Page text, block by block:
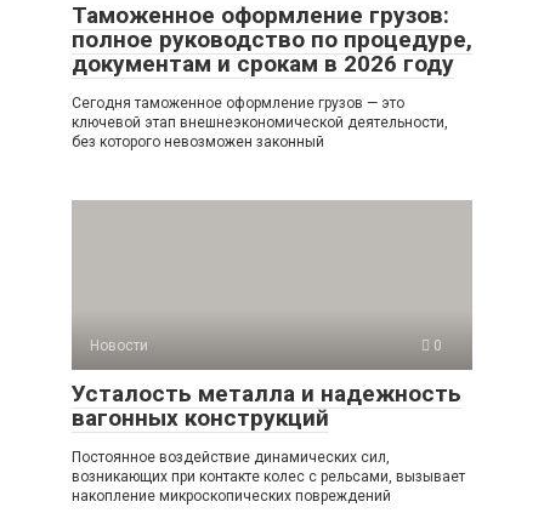
Таможенное оформление грузов:
полное руководство по процедуре,
документам и срокам в 2026 году
Сегодня таможенное оформление грузов — это
ключевой этап внешнеэкономической деятельности,
без которого невозможен законный
Новости 0
Усталость металла и надежность
вагонных конструкций
Постоянное воздействие динамических сил,
возникающих при контакте колес с рельсами, вызывает
накопление микроскопических повреждений